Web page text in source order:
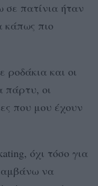
σε πατίνια ήταν
κάπως πιο
ροδάκια και οι
πάρτυ, οι
που μου έχουν
όχι τόσο για
να